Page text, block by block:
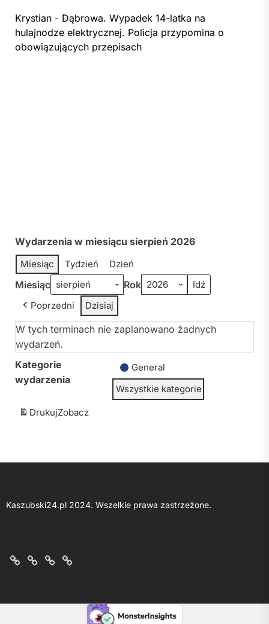
Krystian - Dąbrowa. Wypadek 14-latka na
hulajnodze elektrycznej. Policja przypomina o
obowiązujących przepisach
Wydarzenia w miesiącu sierpień 2026
Miesiąc Tydzień Dzień
Miesiąc Rok
Poprzedni Dzisiaj
W tych terminach nie zaplanowano żadnych
wydarzeń.
Kategorie
wydarzenia
General
Wszystkie kategorie
DrukujZobacz
Kaszubski24.pl 2024. Wszelkie prawa zastrzeżone.
O
KontaktPolitykaRegulamin